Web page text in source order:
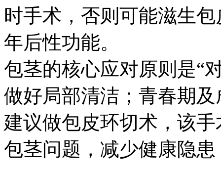
时手术，否则可能滋生
年后性功能。
包茎的核心应对原则是“
做好局部清洁；青春期
建议做包皮环切术，该
包茎问题，减少健康隐